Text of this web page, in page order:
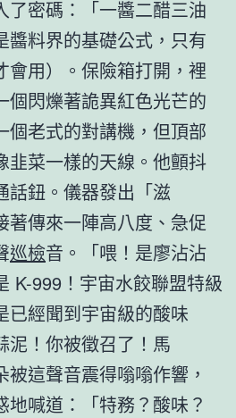
了密碼：「一醬二醋三油
醬料界的基礎公式，只有
會用）。保險箱打開，裡
個閃爍著詭異紅色光芒的
個老式的對講機，但頂部
韭菜一樣的天線。他顫抖
話鈕。儀器發出「滋
傳來一陣高八度、急促
巡檢音。「喂！是廖沾沾
K-999！宇宙水餃聯盟特級
已經聞到宇宙級的酸味
泥！你被徵召了！馬
被這聲音震得嗡嗡作響，
喊道：「特務？酸味？